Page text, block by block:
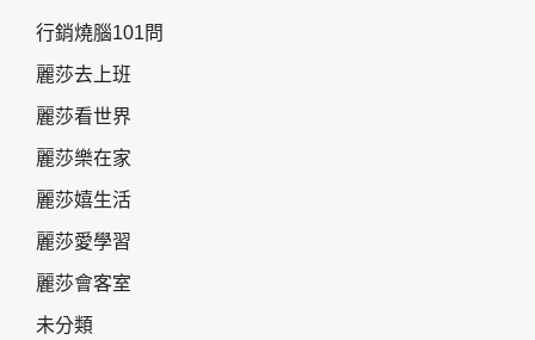
行銷燒腦101問
麗莎去上班
麗莎看世界
麗莎樂在家
麗莎嬉生活
麗莎愛學習
麗莎會客室
未分類